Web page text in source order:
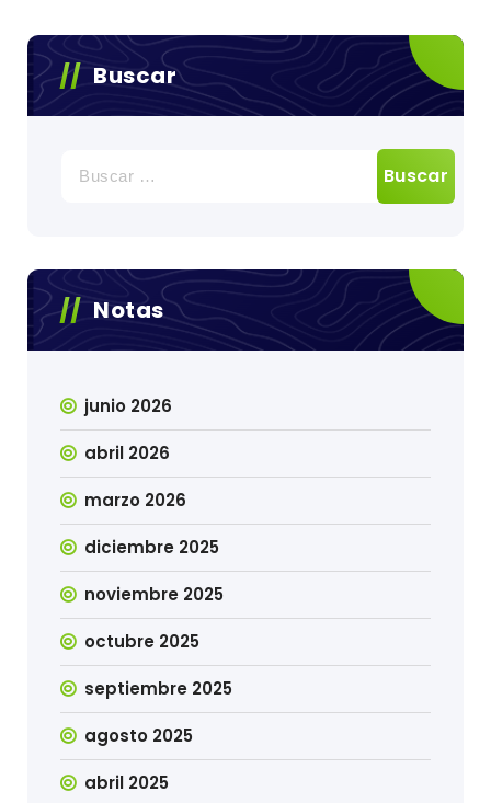
Buscar
Notas
junio 2026
abril 2026
marzo 2026
diciembre 2025
noviembre 2025
octubre 2025
septiembre 2025
agosto 2025
abril 2025